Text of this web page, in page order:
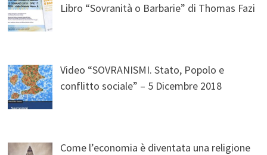
Libro “Sovranità o Barbarie” di Thomas Fazi
Video “SOVRANISMI. Stato, Popolo e
conflitto sociale” – 5 Dicembre 2018
Come l’economia è diventata una religione